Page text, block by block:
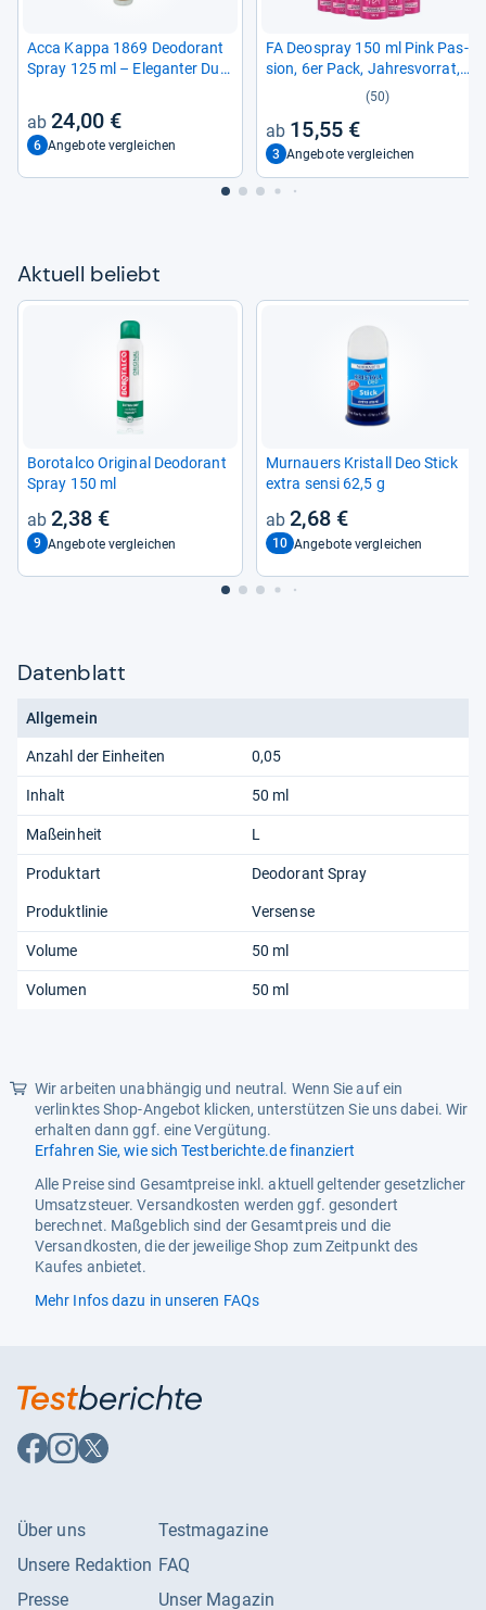
Acca Kappa 1869 Deodo­rant
Spray 125 ml – Ele­gan­ter Duft
24,00 €
6 Angebote vergleichen
FA Deo­spray 150 ml Pink Pas­
sion, 6er Pack, Jah­res­vor­rat,
(50)
15,55 €
3 Angebote vergleichen
Aktu­ell beliebt
Boro­talco Ori­gi­nal Deodo­rant
Spray 150 ml
2,38 €
9 Angebote vergleichen
Mur­nau­ers Kris­tall Deo Stick
extra sensi 62,5 g
2,68 €
10 Angebote vergleichen
Datenblatt
Allgemein
Anzahl der Einheiten 0,05
Inhalt 50 ml
Maßeinheit L
Produktart Deodorant Spray
Produktlinie Versense
Volume 50 ml
Volumen 50 ml
Wir arbeiten unabhängig und neutral. Wenn Sie auf ein
verlinktes Shop-Angebot klicken, unterstützen Sie uns dabei. Wir
erhalten dann ggf. eine Vergütung.
Erfahren Sie, wie sich Testberichte.de finanziert
Alle Preise sind Gesamtpreise inkl. aktuell geltender gesetzlicher
Umsatzsteuer. Versandkosten werden ggf. gesondert
berechnet. Maßgeblich sind der Gesamtpreis und die
Versandkosten, die der jeweilige Shop zum Zeitpunkt des
Kaufes anbietet.
Mehr Infos dazu in unseren FAQs
Auf
Facebook
Auf
Instagram
Auf
X
Über uns
Unsere Redaktion
Presse
Testmagazine
FAQ
Unser Magazin